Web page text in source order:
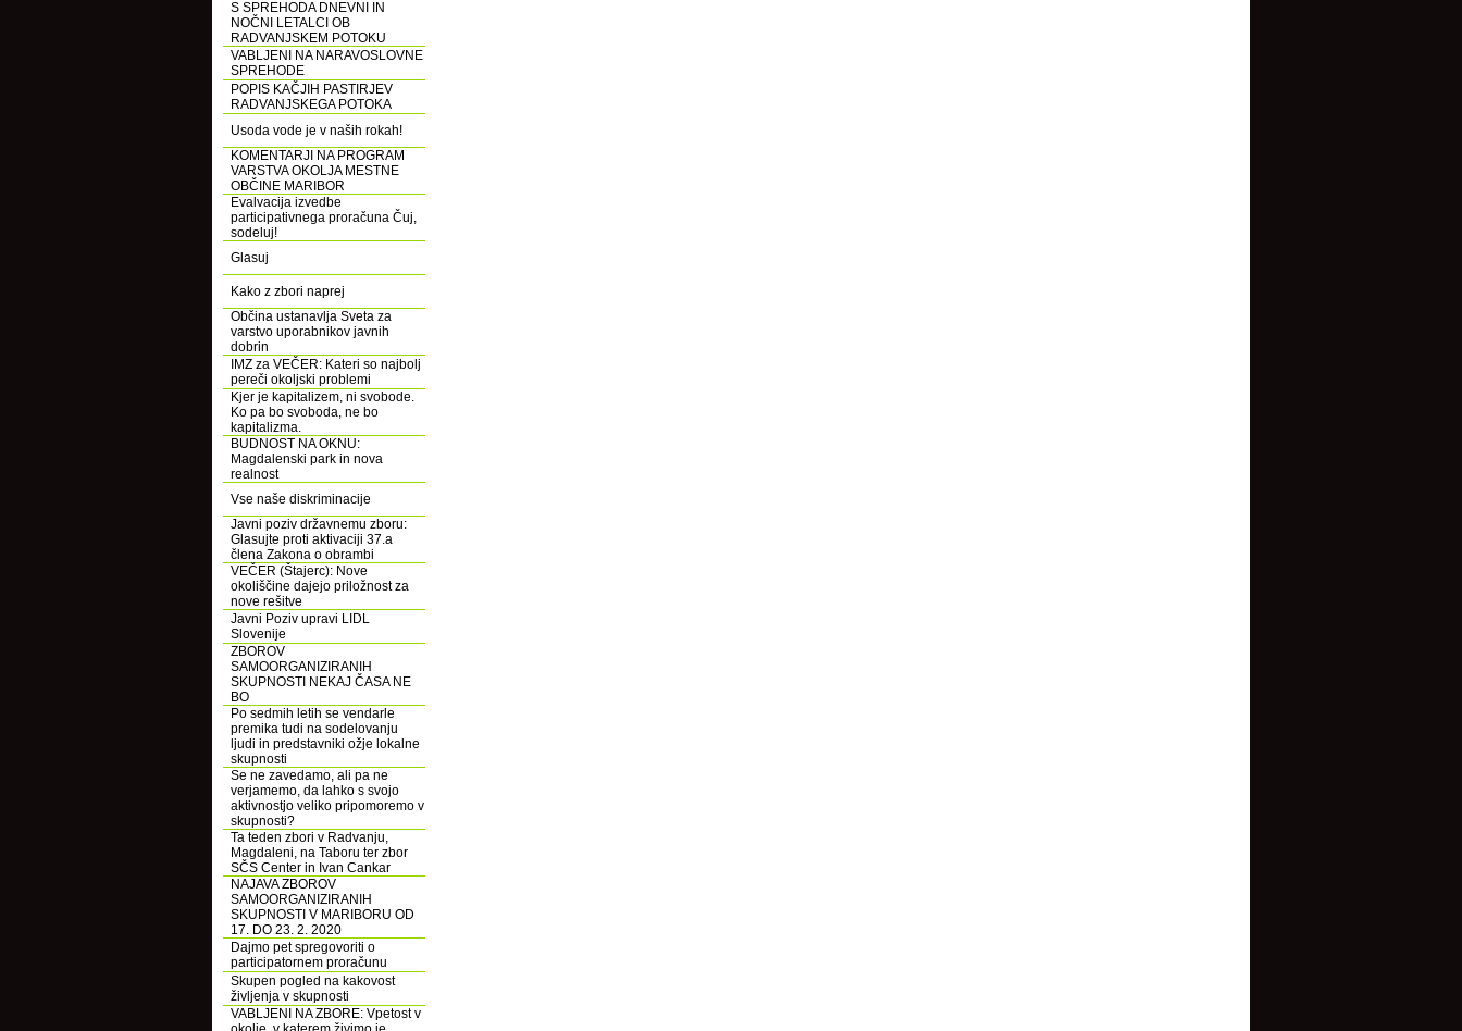
S SPREHODA DNEVNI IN
NOČNI LETALCI OB
RADVANJSKEM POTOKU
VABLJENI NA NARAVOSLOVNE
SPREHODE
POPIS KAČJIH PASTIRJEV
RADVANJSKEGA POTOKA
Usoda vode je v naših rokah!
KOMENTARJI NA PROGRAM
VARSTVA OKOLJA MESTNE
OBČINE MARIBOR
Evalvacija izvedbe
participativnega proračuna Čuj,
sodeluj!
Glasuj
Kako z zbori naprej
Občina ustanavlja Sveta za
varstvo uporabnikov javnih
dobrin
IMZ za VEČER: Kateri so najbolj
pereči okoljski problemi
Kjer je kapitalizem, ni svobode.
Ko pa bo svoboda, ne bo
kapitalizma.
BUDNOST NA OKNU:
Magdalenski park in nova
realnost
Vse naše diskriminacije
Javni poziv državnemu zboru:
Glasujte proti aktivaciji 37.a
člena Zakona o obrambi
VEČER (Štajerc): Nove
okoliščine dajejo priložnost za
nove rešitve
Javni Poziv upravi LIDL
Slovenije
ZBOROV
SAMOORGANIZIRANIH
SKUPNOSTI NEKAJ ČASA NE
BO
Po sedmih letih se vendarle
premika tudi na sodelovanju
ljudi in predstavniki ožje lokalne
skupnosti
Se ne zavedamo, ali pa ne
verjamemo, da lahko s svojo
aktivnostjo veliko pripomoremo v
skupnosti?
Ta teden zbori v Radvanju,
Magdaleni, na Taboru ter zbor
SČS Center in Ivan Cankar
NAJAVA ZBOROV
SAMOORGANIZIRANIH
SKUPNOSTI V MARIBORU OD
17. DO 23. 2. 2020
Dajmo pet spregovoriti o
participatornem proračunu
Skupen pogled na kakovost
življenja v skupnosti
VABLJENI NA ZBORE: Vpetost v